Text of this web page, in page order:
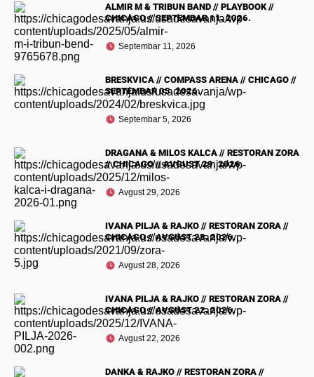
ALMIR M & TRIBUN BAND // PLAYBOOK //
CHICAGO // SEPTEMBAR 11. 2026.
Septembar 11, 2026
BRESKVICA // COMPASS ARENA // CHICAGO //
SEPTEMBAR 05. 2026.
Septembar 5, 2026
DRAGANA & MILOS KALCA // RESTORAN ZORA
// CHICAGO // AVGUST 29. 2026.
Avgust 29, 2026
IVANA PILJA & RAJKO // RESTORAN ZORA //
CHICAGO // AVGUST 28. 2026.
Avgust 28, 2026
IVANA PILJA & RAJKO // RESTORAN ZORA //
CHICAGO // AVGUST 22. 2026.
Avgust 22, 2026
DANKA & RAJKO // RESTORAN ZORA //